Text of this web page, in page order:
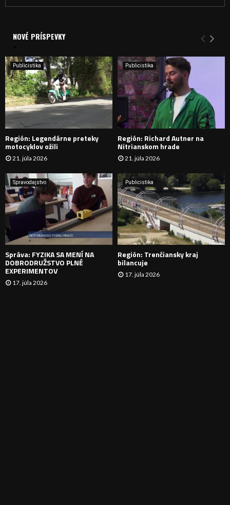
i
e
:
Y
H
D
A
N
I
E
NOVÉ PRÍSPEVKY
Publicistika
Región: Legendárne preteky
motocyklov ožili
21. júla 2026
Publicistika
Región: Richard Autner na
Nitrianskom hrade
21. júla 2026
Spravodajstvo
Správa: FYZIKA SA MENÍ NA
DOBRODRUŽSTVO PLNÉ
EXPERIMENTOV
17. júla 2026
Publicistika
Región: Trenčiansky kraj
bilancuje
17. júla 2026